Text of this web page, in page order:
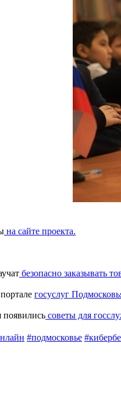
на сайте проекта.
безопасно заказывать
госуслуг
появились советы для
#подмосковье